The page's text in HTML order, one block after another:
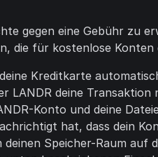
gegen eine Gebühr zu
die für kostenlose
Kreditkarte
LANDR deine
Konto und deine
hat, dass dein
Speicher-Raum